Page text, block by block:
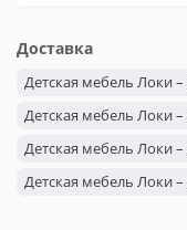
Доставка
Детская мебель Локи
Детская мебель Локи
Детская мебель Локи –
Детская мебель Локи